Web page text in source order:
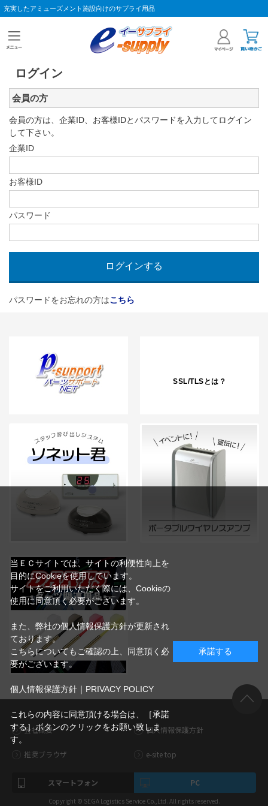
充実したアミューズメント施設向けのサプライ用品
ログイン
会員の方
会員の方は、企業ID、お客様IDとパスワードを入力してログイン
して下さい。
企業ID
お客様ID
パスワード
パスワードをお忘れの方はこちら
SSL/TLSとは？
会社概要 個人情報保護方針
推奨ブラウザ e-site top
スマートフォン PC
Copyright © SEGA Logistics Service Co.,Ltd. All rights reserved.
当ＥＣサイトでは、サイトの利便性向上を
目的にCookieを使用しています。
サイトをご利用いただく際には、Cookieの
使用に同意頂く必要がございます。
また、弊社の個人情報保護方針が更新され
ております。
こちらについてもご確認の上、同意頂く必
要がございます。
個人情報保護方針｜PRIVACY POLICY
これらの内容に同意頂ける場合は、［承諾
する］ボタンのクリックをお願い致しま
す。
承諾する